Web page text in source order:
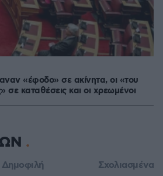
«έφοδο» σε ακίνητα, οι «του
σε καταθέσεις και οι χρεωμένοι
Δημοφιλή Σχολιασμένα